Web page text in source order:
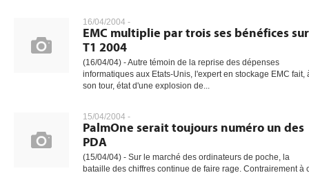
16/04/2004 -
EMC multiplie par trois ses bénéfices sur
T1 2004
(16/04/04) - Autre témoin de la reprise des dépenses
informatiques aux Etats-Unis, l'expert en stockage EMC fait,
son tour, état d'une explosion de...
15/04/2004 -
PalmOne serait toujours numéro un des
PDA
(15/04/04) - Sur le marché des ordinateurs de poche, la
bataille des chiffres continue de faire rage. Contrairement à